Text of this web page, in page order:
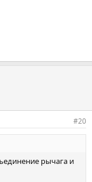
#20
рычага и